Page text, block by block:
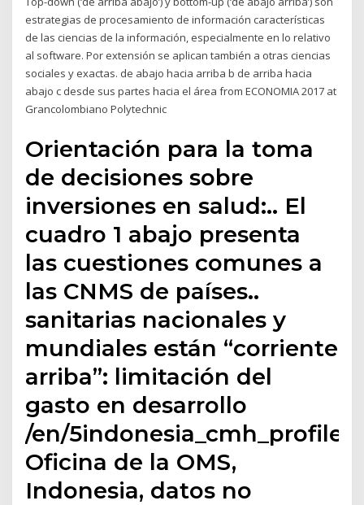
estrategias de procesamiento de información características
de las ciencias de la información, especialmente en lo relativo
al software. Por extensión se aplican también a otras ciencias
sociales y exactas. de abajo hacia arriba b de arriba hacia
abajo c desde sus partes hacia el área from ECONOMIA 2017 at
Grancolombiano Polytechnic
Orientación para la toma
de decisiones sobre
inversiones en salud:.. El
cuadro 1 abajo presenta
las cuestiones comunes a
las CNMS de países..
sanitarias nacionales y
mundiales están “corriente
arriba”: limitación del
gasto en desarrollo
/en/
Oficina de la OMS,
Indonesia, datos no